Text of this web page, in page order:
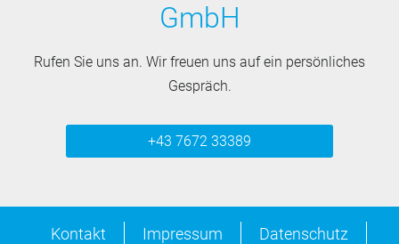
GmbH
Rufen Sie uns an. Wir freuen uns auf ein persönliches
Gespräch.
+43 7672 33389
Kontakt Impressum
Datenschutz